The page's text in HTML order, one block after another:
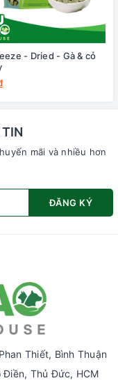
- Dried - Gà & cỏ
mãi và nhiều hơn
ĐĂNG KÝ
Thiết, Bình Thuận
Thủ Đức, HCM